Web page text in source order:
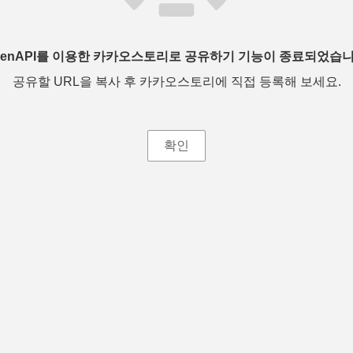
를 이용한 카카오스토리로 공유하기 기능이 종료되었습
공유할 URL을 복사 후 카카오스토리에 직접 등록해 보세요.
확인